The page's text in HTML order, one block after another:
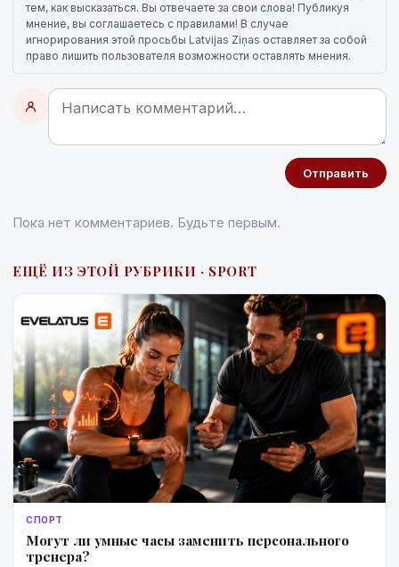
тем, как высказаться. Вы отвечаете за свои слова! Публикуя
мнение, вы соглашаетесь с правилами! В случае
игнорирования этой просьбы Latvijas Ziņas оставляет за собой
право лишить пользователя возможности оставлять мнения.
Отправить
Пока нет комментариев. Будьте первым.
ЕЩЁ ИЗ ЭТОЙ РУБРИКИ · SPORT
СПОРТ
Могут ли умные часы заменить персонального
тренера?